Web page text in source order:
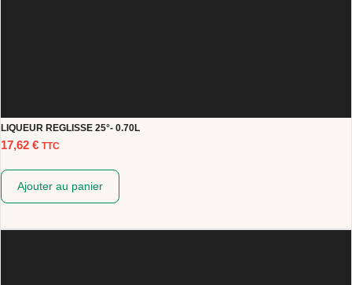
LIQUEUR REGLISSE 25°- 0.70L
17,62 € TTC
Ajouter au panier